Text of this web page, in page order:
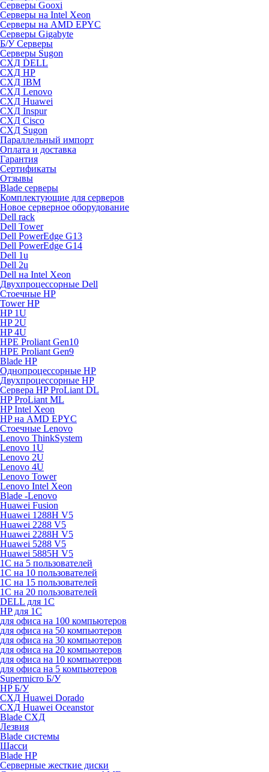
Серверы Gooxi
Серверы на Intel Xeon
Серверы на AMD EPYC
Серверы Gigabyte
Б/У Серверы
Серверы Sugon
СХД DELL
СХД HP
СХД IBM
СХД Lenovo
СХД Huawei
СХД Inspur
СХД Cisco
СХД Sugon
Параллельный импорт
Оплата и доставка
Гарантия
Сертификаты
Отзывы
Blade серверы
Комплектующие для серверов
Новое серверное оборудование
Dell rack
Dell Tower
Dell PowerEdge G13
Dell PowerEdge G14
Dell 1u
Dell 2u
Dell на Intel Xeon
Двухпроцессорные Dell
Стоечные HP
Tower HP
HP 1U
HP 2U
HP 4U
HPE Proliant Gen10
HPE Proliant Gen9
Blade HP
Однопроцессорные HP
Двухпроцессорные HP
Сервера HP ProLiant DL
HP ProLiant ML
HP Intel Xeon
HP на AMD EPYC
Стоечные Lenovo
Lenovo ThinkSystem
Lenovo 1U
Lenovo 2U
Lenovo 4U
Lenovo Tower
Lenovo Intel Xeon
Blade -Lenovo
Huawei Fusion
Huawei 1288H V5
Huawei 2288 V5
Huawei 2288H V5
Huawei 5288 V5
Huawei 5885H V5
1С на 5 пользователей
1С на 10 пользователей
1С на 15 пользователей
1С на 20 пользователей
DELL для 1С
HP для 1С
для офиса на 100 компьютеров
для офиса на 50 компьютеров
для офиса на 30 компьютеров
для офиса на 20 компьютеров
для офиса на 10 компьютеров
для офиса на 5 компьютеров
Supermicro Б/У
HP Б/У
СХД Huawei Dorado
СХД Huawei Oceanstor
Blade СХД
Лезвия
Blade системы
Шасси
Blade HP
Серверные жесткие диски